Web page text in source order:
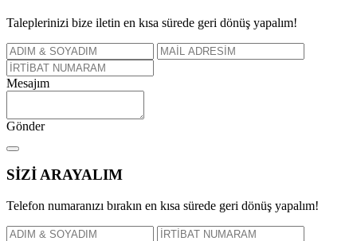
Taleplerinizi bize iletin en kısa sürede geri dönüş yapalım!
Mesajım
Gönder
SİZİ ARAYALIM
Telefon numaranızı bırakın en kısa sürede geri dönüş yapalım!